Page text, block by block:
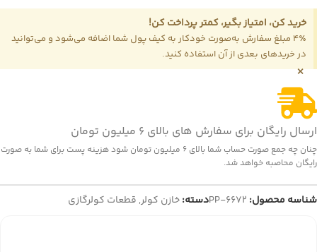
خرید کن، امتیاز بگیر، کمتر پرداخت کن!
4٪ مبلغ سفارش به‌صورت خودکار به کیف پول شما اضافه می‌شود و می‌توانید
در خریدهای بعدی از آن استفاده کنید.
×
ارسال رایگان برای سفارش های بالای 6 میلیون تومان
چنان چه جمع صورت حساب شما بالای 6 میلیون تومان شود هزینه پست برای شما به صورت
رایگان محاصبه خواهد شد.
شناسه محصول: PP-6672دسته:خازن کولر, قطعات کولرگازی